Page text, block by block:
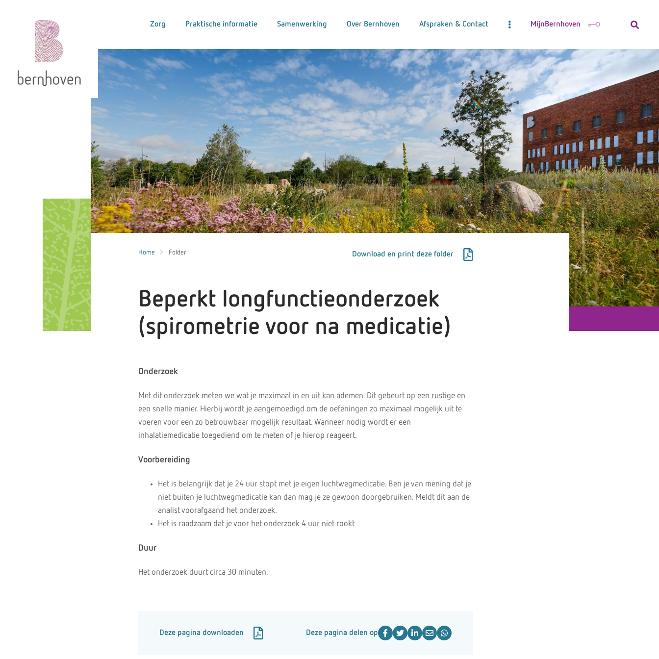
Zorg Praktische informatie Samenwerking Over Bernhoven Afspraken & Contact MijnBernhoven
Home Folder Download en print deze folder
Beperkt longfunctieonderzoek
(spirometrie voor na medicatie)
Onderzoek
Met dit onderzoek meten we wat je maximaal in en uit kan ademen. Dit gebeurt op een rustige en
een snelle manier. Hierbij wordt je aangemoedigd om de oefeningen zo maximaal mogelijk uit te
voeren voor een zo betrouwbaar mogelijk resultaat. Wanneer nodig wordt er een
inhalatiemedicatie toegediend om te meten of je hierop reageert.
Voorbereiding
Het is belangrijk dat je 24 uur stopt met je eigen luchtwegmedicatie. Ben je van mening dat je
niet buiten je luchtwegmedicatie kan dan mag je ze gewoon doorgebruiken. Meldt dit aan de
analist voorafgaand het onderzoek.
Het is raadzaam dat je voor het onderzoek 4 uur niet rookt
Duur
Het onderzoek duurt circa 30 minuten.
Deze pagina downloaden Deze pagina delen op